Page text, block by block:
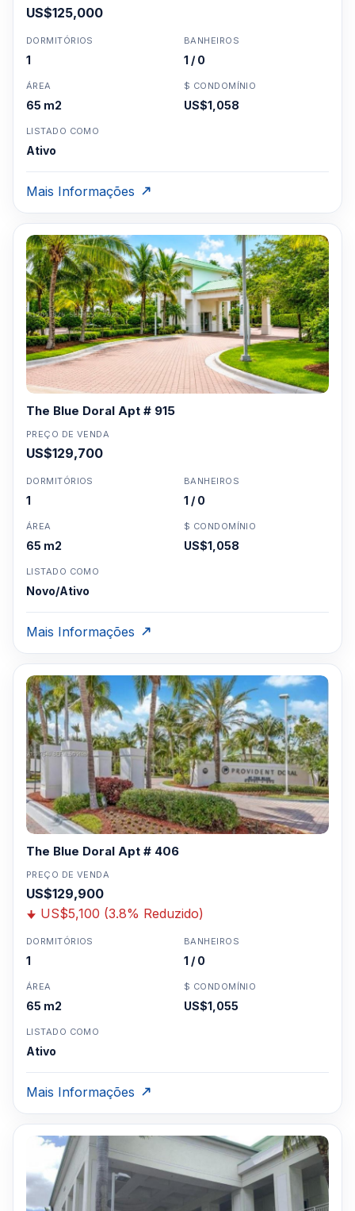
US$125,000
DORMITÓRIOS
1
BANHEIROS
1 / 0
ÁREA
65 m2
$ CONDOMÍNIO
US$1,058
LISTADO COMO
Ativo
Mais Informações
The Blue Doral Apt # 915
PREÇO DE VENDA
US$129,700
DORMITÓRIOS
1
BANHEIROS
1 / 0
ÁREA
65 m2
$ CONDOMÍNIO
US$1,058
LISTADO COMO
Novo/Ativo
Mais Informações
The Blue Doral Apt # 406
PREÇO DE VENDA
US$129,900
US$5,100 (3.8% Reduzido)
DORMITÓRIOS
1
BANHEIROS
1 / 0
ÁREA
65 m2
$ CONDOMÍNIO
US$1,055
LISTADO COMO
Ativo
Mais Informações